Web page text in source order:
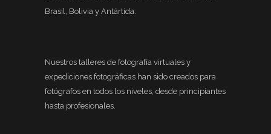
Brasil, Bolivia y Antártida.
Nuestros talleres de fotografía virtuales y
expediciones fotográficas han sido creados para
fotógrafos en todos los niveles, desde principiantes
hasta profesionales.